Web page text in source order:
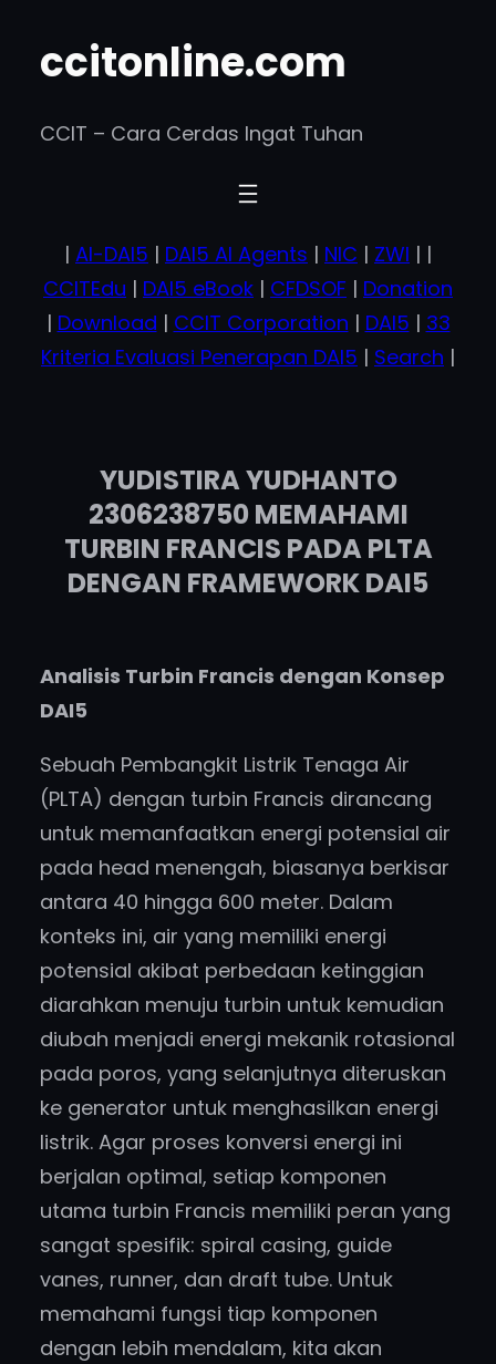
ccitonline.com
CCIT – Cara Cerdas Ingat Tuhan
| AI-DAI5 | DAI5 AI Agents | NIC | ZWI | |
CCITEdu | DAI5 eBook | CFDSOF | Donation
| Download | CCIT Corporation | DAI5 | 33
Kriteria Evaluasi Penerapan DAI5 | Search |
YUDISTIRA YUDHANTO
2306238750 MEMAHAMI
TURBIN FRANCIS PADA PLTA
DENGAN FRAMEWORK DAI5
Analisis Turbin Francis dengan Konsep
DAI5
Sebuah Pembangkit Listrik Tenaga Air
(PLTA) dengan turbin Francis dirancang
untuk memanfaatkan energi potensial air
pada head menengah, biasanya berkisar
antara 40 hingga 600 meter. Dalam
konteks ini, air yang memiliki energi
potensial akibat perbedaan ketinggian
diarahkan menuju turbin untuk kemudian
diubah menjadi energi mekanik rotasional
pada poros, yang selanjutnya diteruskan
ke generator untuk menghasilkan energi
listrik. Agar proses konversi energi ini
berjalan optimal, setiap komponen
utama turbin Francis memiliki peran yang
sangat spesifik: spiral casing, guide
vanes, runner, dan draft tube. Untuk
memahami fungsi tiap komponen
dengan lebih mendalam, kita akan